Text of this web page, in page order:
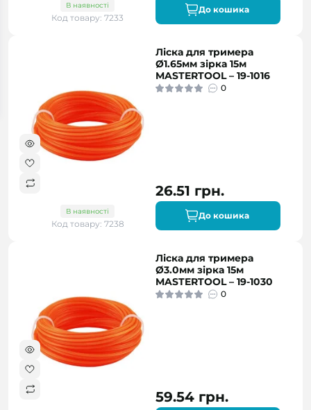
В наявності
Код товару: 7233
До кошика
В наявності
Код товару: 7238
Ліска для тримера
Ø1.65мм зірка 15м
MASTERTOOL – 19-1016
0
26.51 грн.
До кошика
Ліска для тримера
Ø3.0мм зірка 15м
MASTERTOOL – 19-1030
0
59.54 грн.